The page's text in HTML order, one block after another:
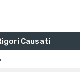
Causati